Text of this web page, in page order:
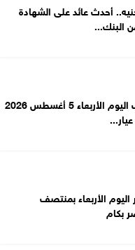
أدنى 1000 جنيه.. أحدث عائد على الشهادة
من البنك...
تراجع سعر الذهب اليوم الأربعاء 5 أغسطس 2026
اليوم الأربعاء بمنتصف
بكام